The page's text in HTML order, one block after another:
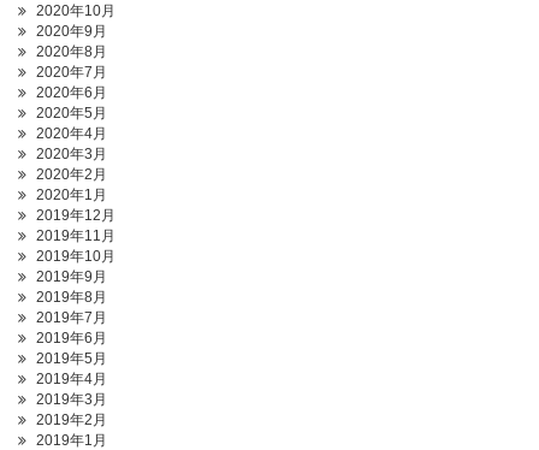
2020年10月
2020年9月
2020年8月
2020年7月
2020年6月
2020年5月
2020年4月
2020年3月
2020年2月
2020年1月
2019年12月
2019年11月
2019年10月
2019年9月
2019年8月
2019年7月
2019年6月
2019年5月
2019年4月
2019年3月
2019年2月
2019年1月